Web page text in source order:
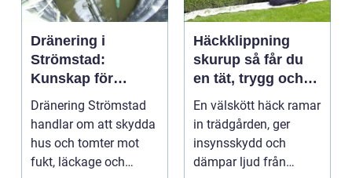
Dränering i
Strömstad:
Kunskap för
tryggare
husgrunder
Dränering Strömstad
handlar om att skydda
hus och tomter mot
fukt, läckage och
Häckklippning
skurup så får du
en tät, trygg och
snygg häck året
runt
En välskött häck ramar
in trädgården, ger
insynsskydd och
dämpar ljud från